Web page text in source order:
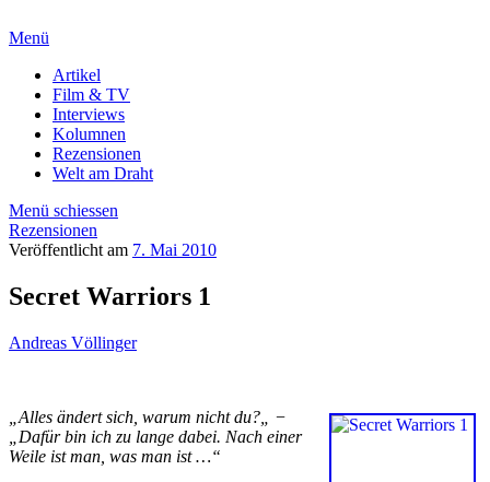
Menü
Artikel
Film & TV
Interviews
Kolumnen
Rezensionen
Welt am Draht
Menü schiessen
Rezensionen
Veröffentlicht am 7. Mai 2010
Secret Warriors 1
Andreas Völlinger
Alles ändert sich, warum nicht du?
−
„Dafür bin ich zu lange dabei. Nach einer
Weile ist man, was man ist …“